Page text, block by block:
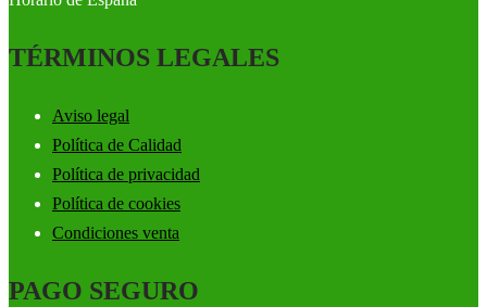
TÉRMINOS LEGALES
Aviso legal
Política de Calidad
Política de privacidad
Política de cookies
Condiciones venta
PAGO SEGURO